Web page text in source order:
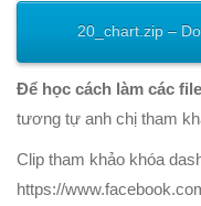
20_chart.zip –
Để học cách làm các
tương tự anh chị tham
Clip tham khảo khóa
https://